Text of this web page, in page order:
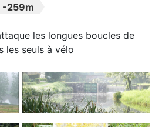
-259m
les longues boucles de
les seuls à vélo